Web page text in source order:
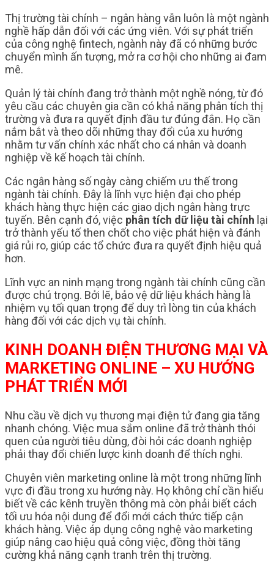
Thị trường tài chính – ngân hàng vẫn luôn là một ngành
nghề hấp dẫn đối với các ứng viên. Với sự phát triển
của công nghệ fintech, ngành này đã có những bước
chuyển mình ấn tượng, mở ra cơ hội cho những ai đam
mê.
Quản lý tài chính đang trở thành một nghề nóng, từ đó
yêu cầu các chuyên gia cần có khả năng phân tích thị
trường và đưa ra quyết định đầu tư đúng đắn. Họ cần
nắm bắt và theo dõi những thay đổi của xu hướng
nhằm tư vấn chính xác nhất cho cá nhân và doanh
nghiệp về kế hoạch tài chính.
Các ngân hàng số ngày càng chiếm ưu thế trong
ngành tài chính. Đây là lĩnh vực hiện đại cho phép
khách hàng thực hiện các giao dịch ngân hàng trực
tuyến. Bên cạnh đó, việc phân tích dữ liệu tài chính lại
trở thành yếu tố then chốt cho việc phát hiện và đánh
giá rủi ro, giúp các tổ chức đưa ra quyết định hiệu quả
hơn.
Lĩnh vực an ninh mạng trong ngành tài chính cũng cần
được chú trọng. Bởi lẽ, bảo vệ dữ liệu khách hàng là
nhiệm vụ tối quan trọng để duy trì lòng tin của khách
hàng đối với các dịch vụ tài chính.
KINH DOANH ĐIỆN THƯƠNG MẠI VÀ
MARKETING ONLINE – XU HƯỚNG
PHÁT TRIỂN MỚI
Nhu cầu về dịch vụ thương mại điện tử đang gia tăng
nhanh chóng. Việc mua sắm online đã trở thành thói
quen của người tiêu dùng, đòi hỏi các doanh nghiệp
phải thay đổi chiến lược kinh doanh để thích nghi.
Chuyên viên marketing online là một trong những lĩnh
vực đi đầu trong xu hướng này. Họ không chỉ cần hiểu
biết về các kênh truyền thông mà còn phải biết cách
tối ưu hóa nội dung để đổi mới cách thức tiếp cận
khách hàng. Việc áp dụng công nghệ vào marketing
giúp nâng cao hiệu quả công việc, đồng thời tăng
cường khả năng cạnh tranh trên thị trường.